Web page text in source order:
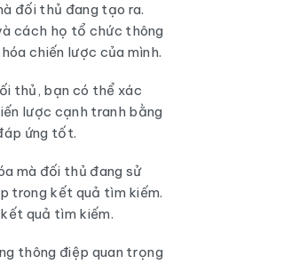
đối thủ đang tạo ra.
cách họ tổ chức thông
chiến lược của mình.
thủ, bạn có thể xác
lược cạnh tranh bằng
ứng tốt.
mà đối thủ đang sử
trong kết quả tìm kiếm.
quả tìm kiếm.
thông điệp quan trọng